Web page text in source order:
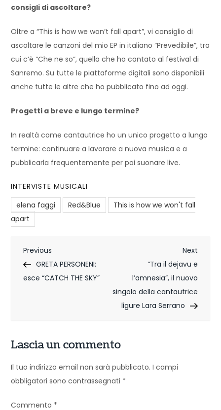
consigli di ascoltare?
Oltre a “This is how we won’t fall apart”, vi consiglio di
ascoltare le canzoni del mio EP in italiano “Prevedibile”, tra
cui c’è “Che ne so”, quella che ho cantato al festival di
Sanremo. Su tutte le piattaforme digitali sono disponibili
anche tutte le altre che ho pubblicato fino ad oggi.
Progetti a breve e lungo termine?
In realtà come cantautrice ho un unico progetto a lungo
termine: continuare a lavorare a nuova musica e a
pubblicarla frequentemente per poi suonare live.
INTERVISTE MUSICALI
elena faggi
Red&Blue
This is how we won't fall
apart
N
a
a
z
i
o
Previous
Post
Previous
GRETA PERSONENI:
esce “CATCH THE SKY”
Next
Post
Next
“Tra il dejavu e
l’amnesia”, il nuovo
singolo della cantautrice
ligure Lara Serrano
Lascia un commento
Il tuo indirizzo email non sarà pubblicato. I campi
obbligatori sono contrassegnati *
Commento *